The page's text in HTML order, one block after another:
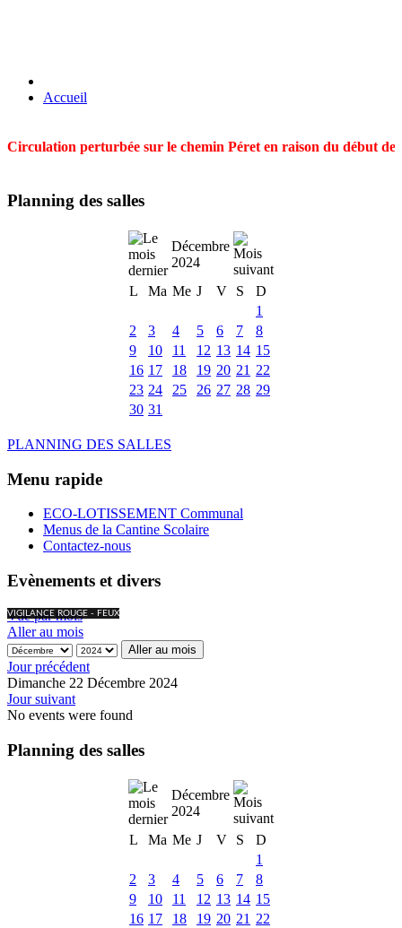
Accueil
Circulation perturbée sur le chemin Péret en raison du début
Planning des salles
Décembre
2024
L
Ma Me J V S
D
1
2
3 4 5 6 7
8
9
10 11 12 13 14 15
16 17 18 19 20 21 22
23 24 25 26 27 28 29
30 31
PLANNING DES SALLES
Menu rapide
ECO-LOTISSEMENT Communal
Menus de la Cantine Scolaire
Contactez-nous
Evènements et divers
VIGILANCE ROUGE - FEUX
Vue par mois
Aller au mois
Aller au mois
Jour précédent
Dimanche 22 Décembre 2024
Jour suivant
No events were found
Planning des salles
Décembre
2024
L
Ma Me J V S
D
1
2
3 4 5 6 7
8
9
10 11 12 13 14 15
16 17 18 19 20 21 22